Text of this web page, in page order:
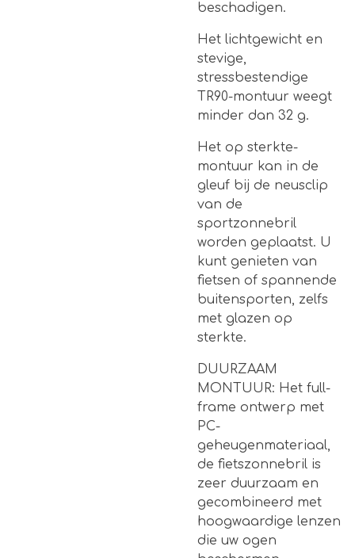
beschadigen.
Het lichtgewicht en
stevige,
stressbestendige
TR90-montuur weegt
minder dan 32 g.
Het op sterkte-
montuur kan in de
gleuf bij de neusclip
van de
sportzonnebril
worden geplaatst. U
kunt genieten van
fietsen of spannende
buitensporten, zelfs
met glazen op
sterkte.
DUURZAAM
MONTUUR: Het full-
frame ontwerp met
PC-
geheugenmateriaal,
de fietszonnebril is
zeer duurzaam en
gecombineerd met
hoogwaardige lenzen
die uw ogen